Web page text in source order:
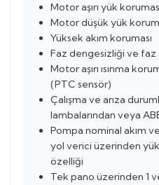
Motor aşırı yük
Motor düşük yük
Yüksek akım koruması
Faz dengesizliği ve faz
Motor aşırı ısınma
(PTC sensör)
Çalışma ve arıza
lambalarından veya
Pompa nominal akım
yol verici üzerinden
özelliği
Tek pano üzerinden 1